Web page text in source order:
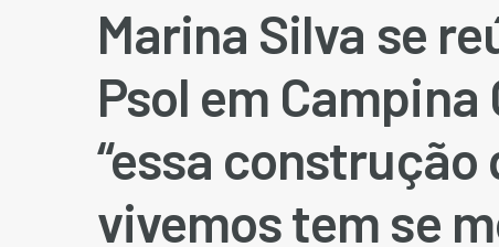
Marina Silva se
Psol em Campina
“essa construção
vivemos tem se